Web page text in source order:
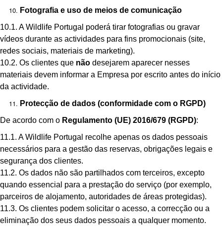
Fotografia e uso de meios de comunicação
10.1. A Wildlife Portugal poderá tirar fotografias ou gravar
vídeos durante as actividades para fins promocionais (site,
redes sociais, materiais de marketing).
10.2. Os clientes que não desejarem aparecer nesses
materiais devem informar a Empresa por escrito antes do início
da actividade.
Protecção de dados (conformidade com o RGPD)
De acordo com o Regulamento (UE) 2016/679 (RGPD):
11.1. A Wildlife Portugal recolhe apenas os dados pessoais
necessários para a gestão das reservas, obrigações legais e
segurança dos clientes.
11.2. Os dados não são partilhados com terceiros, excepto
quando essencial para a prestação do serviço (por exemplo,
parceiros de alojamento, autoridades de áreas protegidas).
11.3. Os clientes podem solicitar o acesso, a correcção ou a
eliminação dos seus dados pessoais a qualquer momento.